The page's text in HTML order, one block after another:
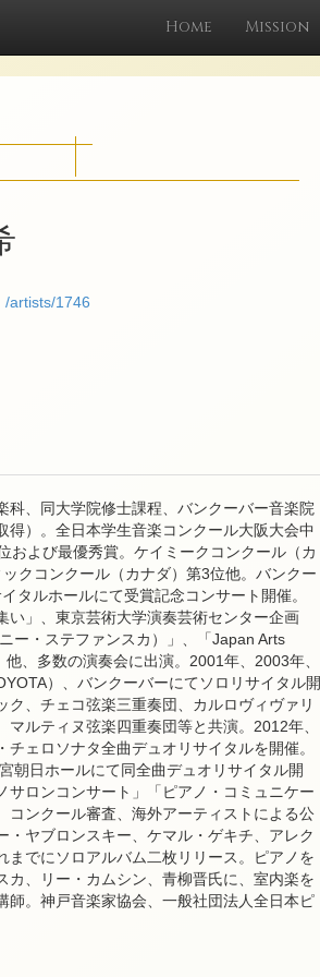
Home Mission
/artists/1746
、同大学院修士課程、バンクーバー音楽院
得）。全日本学生音楽コンクール大阪大会中
および最優秀賞。ケイミークコンクール（カ
クコンクール（カナダ）第3位他。バンクー
タルホールにて受賞記念コンサート開催。
い」、東京芸術大学演奏芸術センター企画
ー・ステファンスカ）」、「Japan Arts
、多数の演奏会に出演。2001年、2003年、
）、バンクーバーにてソロリサイタル開
、チェコ弦楽三重奏団、カルロヴィヴァリ
ルティヌ弦楽四重奏団等と共演。2012年、
ェロソナタ全曲デュオリサイタルを開催。
朝日ホールにて同全曲デュオリサイタル開
ロンコンサート」「ピアノ・コミュニケー
コンクール審査、海外アーティストによる公
ヤブロンスキー、ケマル・ゲキチ、アレク
でにソロアルバム二枚リリース。ピアノを
、リー・カムシン、青柳晋氏に、室内楽を
師。神戸音楽家協会、一般社団法人全日本ピ